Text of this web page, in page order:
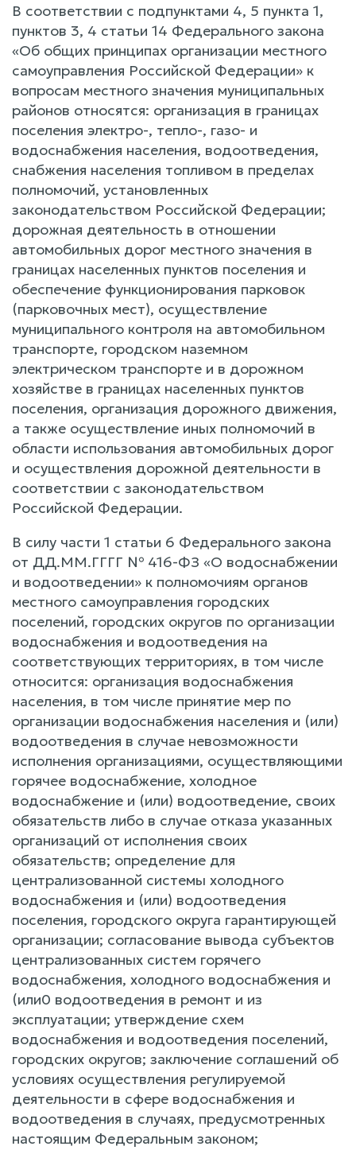
В соответствии с подпунктами 4, 5 пункта 1,
пунктов 3, 4 статьи 14 Федерального закона
«Об общих принципах организации местного
самоуправления Российской Федерации» к
вопросам местного значения муниципальных
районов относятся: организация в границах
поселения электро-, тепло-, газо- и
водоснабжения населения, водоотведения,
снабжения населения топливом в пределах
полномочий, установленных
законодательством Российской Федерации;
дорожная деятельность в отношении
автомобильных дорог местного значения в
границах населенных пунктов поселения и
обеспечение функционирования парковок
(парковочных мест), осуществление
муниципального контроля на автомобильном
транспорте, городском наземном
электрическом транспорте и в дорожном
хозяйстве в границах населенных пунктов
поселения, организация дорожного движения,
а также осуществление иных полномочий в
области использования автомобильных дорог
и осуществления дорожной деятельности в
соответствии с законодательством
Российской Федерации.
В силу части 1 статьи 6 Федерального закона
от ДД.ММ.ГГГГ № 416-ФЗ «О водоснабжении
и водоотведении» к полномочиям органов
местного самоуправления городских
поселений, городских округов по организации
водоснабжения и водоотведения на
соответствующих территориях, в том числе
относится: организация водоснабжения
населения, в том числе принятие мер по
организации водоснабжения населения и (или)
водоотведения в случае невозможности
исполнения организациями, осуществляющими
горячее водоснабжение, холодное
водоснабжение и (или) водоотведение, своих
обязательств либо в случае отказа указанных
организаций от исполнения своих
обязательств; определение для
централизованной системы холодного
водоснабжения и (или) водоотведения
поселения, городского округа гарантирующей
организации; согласование вывода субъектов
централизованных систем горячего
водоснабжения, холодного водоснабжения и
(или0 водоотведения в ремонт и из
эксплуатации; утверждение схем
водоснабжения и водоотведения поселений,
городских округов; заключение соглашений об
условиях осуществления регулируемой
деятельности в сфере водоснабжения и
водоотведения в случаях, предусмотренных
настоящим Федеральным законом;